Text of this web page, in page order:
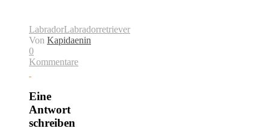
LabradorLabradorretriever
Von Kapidaenin
0
Kommentare
Eine
Antwort
schreiben